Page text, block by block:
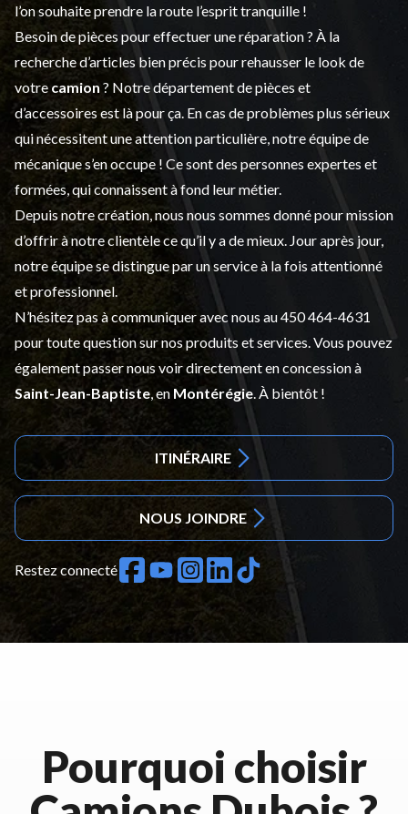
l’on souhaite prendre la route l’esprit tranquille !
Besoin de pièces pour effectuer une réparation ? À la
recherche d’articles bien précis pour rehausser le look de
votre camion ? Notre département depièces et
d’accessoiresest là pour ça. En cas de problèmes plus sérieux
qui nécessitent une attention particulière, notre équipe de
mécanique s’en occupe ! Ce sont des personnes expertes et
formées, qui connaissent à fond leur métier.
Depuis notre création, nous nous sommes donné pour mission
d’offrir à notre clientèle ce qu’il y a de mieux. Jour après jour,
notre équipe se distingue par un service à la fois attentionné
et professionnel.
N’hésitez pas à communiquer avec nous au450 464-4631
pour toute question sur nos produits et services. Vous pouvez
également passer nous voir directement en concession à
Saint-Jean-Baptiste , en Montérégie . À bientôt !
ITINÉRAIRE
NOUS JOINDRE
Restez connecté
Pourquoi choisir